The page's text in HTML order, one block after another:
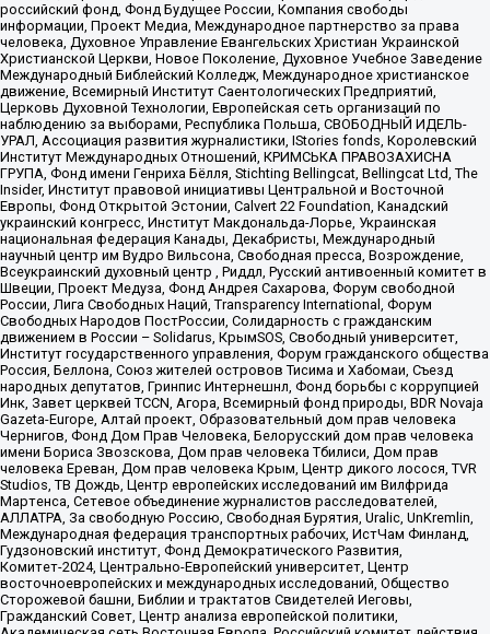
российский фонд, Фонд Будущее России, Компания свободы
информации, Проект Медиа, Международное партнерство за права
человека, Духовное Управление Евангельских Христиан Украинской
Христианской Церкви, Новое Поколение, Духовное Учебное Заведение
Международный Библейский Колледж, Международное христианское
движение, Всемирный Институт Саентологических Предприятий,
Церковь Духовной Технологии, Европейская сеть организаций по
наблюдению за выборами, Республика Польша, СВОБОДНЫЙ ИДЕЛЬ-
УРАЛ, Ассоциация развития журналистики, IStories fonds, Королевский
Институт Международных Отношений, КРИМСЬКА ПРАВОЗАХИСНА
ГРУПА, Фонд имени Генриха Бёлля, Stichting Bellingcat, Bellingcat Ltd, The
Insider, Институт правовой инициативы Центральной и Восточной
Европы, Фонд Открытой Эстонии, Calvert 22 Foundation, Канадский
украинский конгресс, Институт Макдональда-Лорье, Украинская
национальная федерация Канады, Декабристы, Международный
научный центр им Вудро Вильсона, Свободная пресса, Возрождение,
Всеукраинский духовный центр , Риддл, Русский антивоенный комитет в
Швеции, Проект Медуза, Фонд Андрея Сахарова, Форум свободной
России, Лига Свободных Наций, Transparеncy International, Форум
Свободных Народов ПостРоссии, Солидарность с гражданским
движением в России – Solidarus, КрымSOS, Свободный университет,
Институт государственного управления, Форум гражданского общества
Россия, Беллона, Союз жителей островов Тисима и Хабомаи, Съезд
народных депутатов, Гринпис Интернешнл, Фонд борьбы с коррупцией
Инк, Завет церквей TCCN, Агора, Всемирный фонд природы, BDR Novaja
Gazeta-Europe, Алтай проект, Образовательный дом прав человека
Чернигов, Фонд Дом Прав Человека, Белорусский дом прав человека
имени Бориса Звозскова, Дом прав человека Тбилиси, Дом прав
человека Ереван, Дом прав человека Крым, Центр дикого лосося, TVR
Studios, ТВ Дождь, Центр европейских исследований им Вилфрида
Мартенса, Сетевое объединение журналистов расследователей,
АЛЛАТРА, За свободную Россию, Свободная Бурятия, Uralic, UnKremlin,
Международная федерация транспортных рабочих, ИстЧам Финланд,
Гудзоновский институт, Фонд Демократического Развития,
Комитет-2024, Центрально-Европейский университет, Центр
восточноевропейских и международных исследований, Общество
Сторожевой башни, Библии и трактатов Свидетелей Иеговы,
Гражданский Совет, Центр анализа европейской политики,